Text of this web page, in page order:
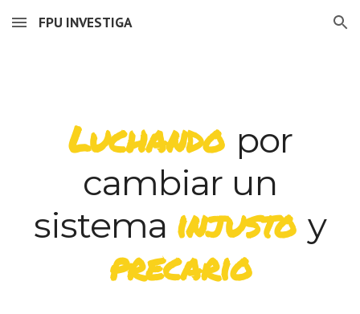
Skip to main content Skip to navigation
FPU INVESTIGA
Luchando por
cambiar un
sistema injusto y
precario